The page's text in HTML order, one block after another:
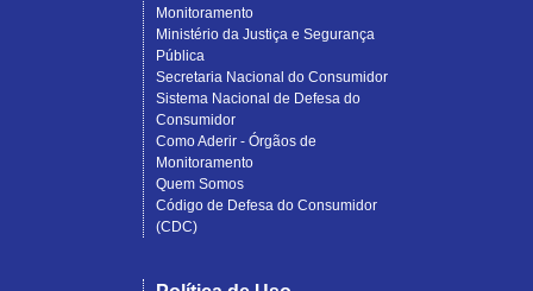
Monitoramento
Ministério da Justiça e Segurança
Pública
Secretaria Nacional do Consumidor
Sistema Nacional de Defesa do
Consumidor
Como Aderir - Órgãos de
Monitoramento
Quem Somos
Código de Defesa do Consumidor
(CDC)